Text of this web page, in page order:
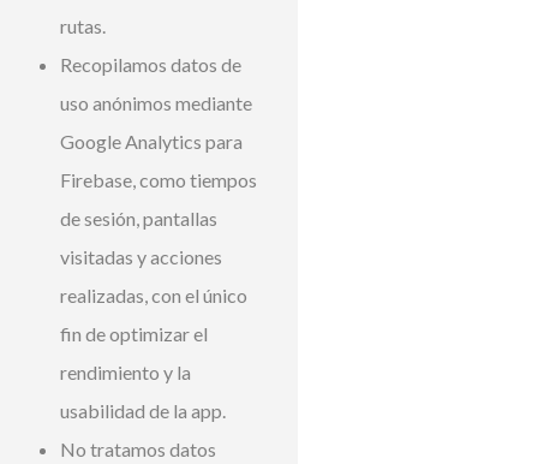
rutas.
Recopilamos datos de
uso anónimos mediante
Google Analytics para
Firebase, como tiempos
de sesión, pantallas
visitadas y acciones
realizadas, con el único
fin de optimizar el
rendimiento y la
usabilidad de la app.
No tratamos datos